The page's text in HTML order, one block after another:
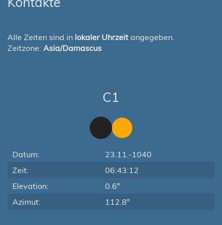
Alle Zeiten sind in lokaler Uhrzeit angegeben.
Zeitzone: Asia/Damascus
C1
Datum:
23.11.-1040
Zeit:
06:43:12
Elevation:
0.6°
Azimut:
112.8°